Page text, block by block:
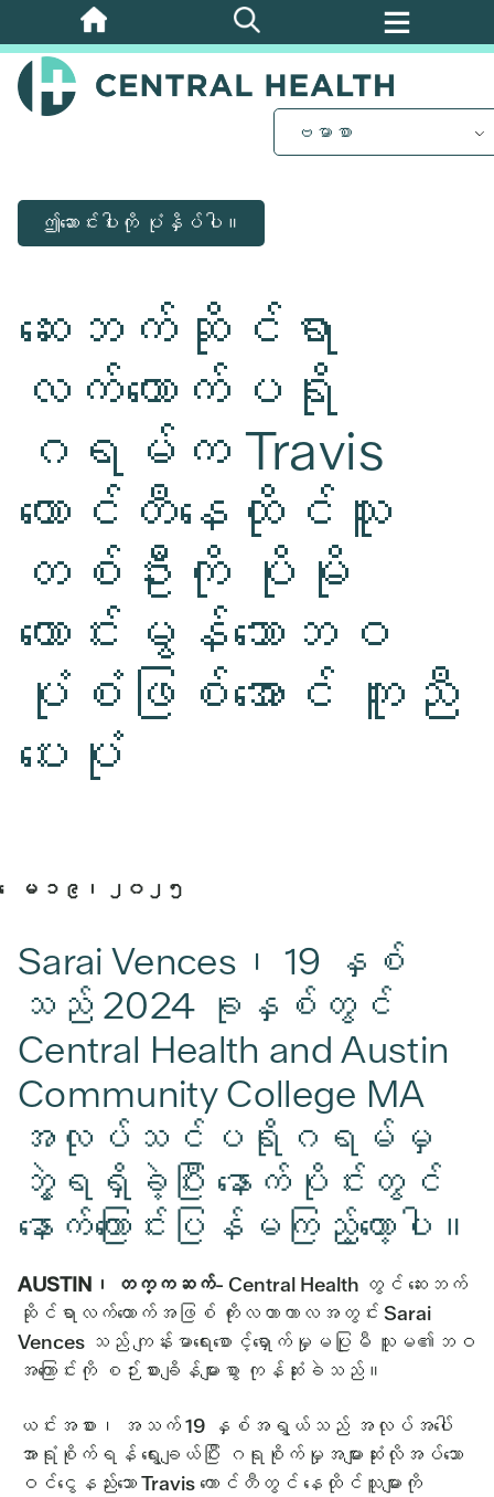
အဓိက
အကြောင်းအရာ
သို့
ဗမာစာ
ဤဆောင်းပါးကို ပုံနှိပ်ပါ။
ဆေးဘက်ဆိုင်ရာ
လက်ထောက်ပရို
ဂရမ်က Travis
ကောင်တီနေထိုင်သူ
တစ်ဦးကို ပိုမို
ကောင်းမွန်သောဘဝ
ပုံစံဖြစ်အောင် ကူညီ
ပေးပုံ
ေမ ၁၉၊​ ၂၀၂၅
Sarai Vences၊ 19 နှစ်
သည် 2024 ခုနှစ်တွင်
Central Health and Austin
Community College MA
အလုပ်သင်ပရိုဂရမ်မှ
ဘွဲ့ရရှိခဲ့ပြီး နောက်ပိုင်းတွင်
နောက်ကြောင်းပြန်မကြည့်တော့ပါ။
AUSTIN၊ တက္ကဆက်- Central Health တွင် ဆေးဘက်
ဆိုင်ရာလက်ထောက်အဖြစ် ကိုးလတာကာလအတွင်း Sarai
Vences သည် ကျန်းမာရေးစောင့်ရှောက်မှုမပြုမီ သူမ၏ဘဝ
အကြောင်းကို စဉ်းစားချိန်များစွာ ကုန်ဆုံးခဲသည်။
ယင်းအစား၊ အသက် 19 နှစ်အရွယ်သည် အလုပ်အပေါ်
အာရုံစိုက်ရန် ရွေးချယ်ပြီး ဂရုစိုက်မှုအများဆုံးလိုအပ်သော
ဝင်ငွေနည်းသော Travis ကောင်တီတွင် နေထိုင်သူများကို